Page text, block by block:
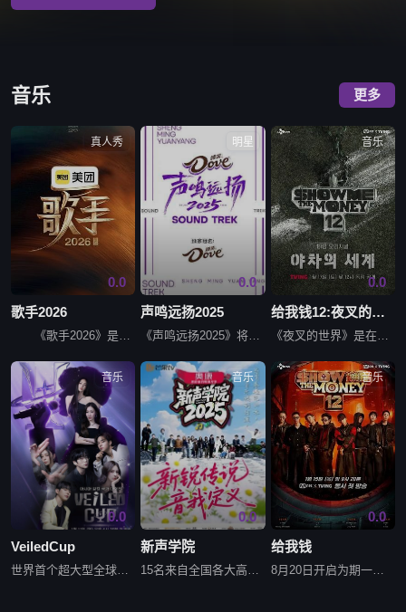
音乐 更多
真人秀
0.0
歌手2026
明星
0.0
声鸣远扬2025
音乐
0.0
给我钱12:夜叉的世界
《夜叉的世界》是在NO RULE NO MERCY的所谓地下战场极限环境下，只靠说唱对决产生最后三人重获名额登上《Show Me The Money 12》舞台的嘻哈生存比赛。再加上Chin-CK-L
音乐
0.0
VeiledCup
世界首个超大型全球选秀《Veiled Cup》，通过韩国、中国、日本、菲律宾、泰国、印度尼西亚、越南、蒙古、老挝激烈的声乐比赛选拔的亚洲9个国家的声乐国家代表TOP3齐聚韩国！关系到国家VS国家自尊心
音乐
0.0
新声学院
15名来自全国各大高校的大学生怀揣音乐梦想，齐聚一座美丽的城市，他们将在7天时间里穿越山水之间，触摸非遗文化，体验当地风情在导师的指引下完成从“音乐小白”到“舞台唱将”的蜕变。
音乐
0.0
给我钱
8月20日开启为期一个多月的说唱歌手竞演招募。